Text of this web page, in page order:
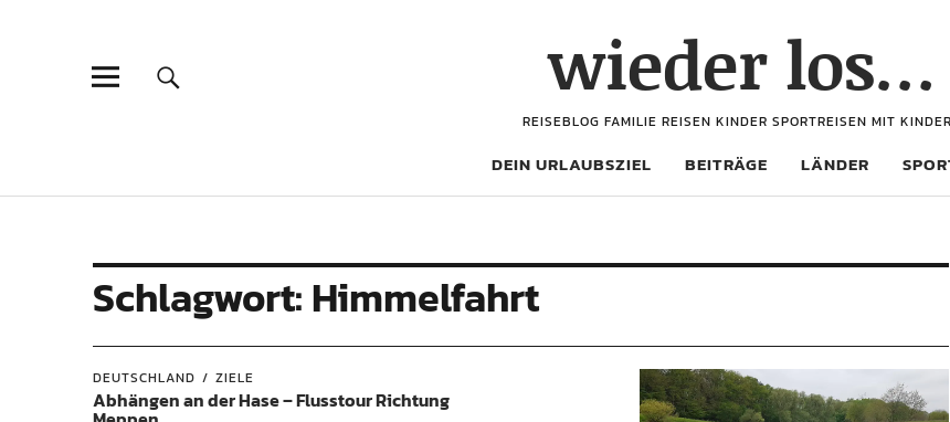
wieder los…
REISEBLOG FAMILIE REISEN KINDER SPORTREISEN MIT
DEIN URLAUBSZIEL BEITRÄGE LÄNDER
Schlagwort:Himmelfahrt
DEUTSCHLAND ZIELE
Abhängen an der Hase – Flusstour Richtung